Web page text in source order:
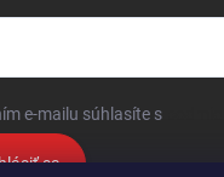
e-mailu súhlasíte s
sa